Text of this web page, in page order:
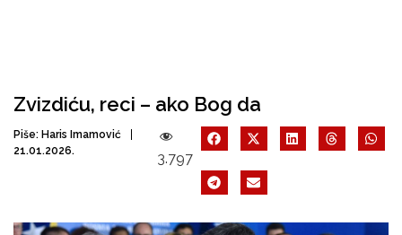
Zvizdiću, reci – ako Bog da
Piše: Haris Imamović
21.01.2026.
3.797